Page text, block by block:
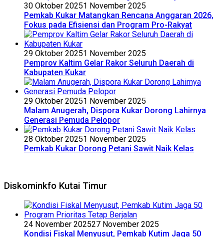
30 Oktober 20251 November 2025
Pemkab Kukar Matangkan Rencana Anggaran 2026,
Fokus pada Efisiensi dan Program Pro-Rakyat
29 Oktober 20251 November 2025
Pemprov Kaltim Gelar Rakor Seluruh Daerah di
Kabupaten Kukar
29 Oktober 20251 November 2025
Malam Anugerah, Dispora Kukar Dorong Lahirnya
Generasi Pemuda Pelopor
28 Oktober 20251 November 2025
Pemkab Kukar Dorong Petani Sawit Naik Kelas
Diskominkfo Kutai Timur
24 November 202527 November 2025
Kondisi Fiskal Menyusut, Pemkab Kutim Jaga 50